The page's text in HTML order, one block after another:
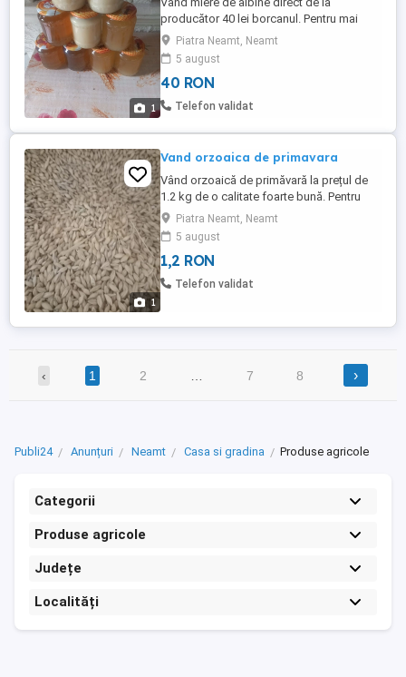
1
producător 40 lei borcanul. Pentru mai
multe detalii ma puteti contacta!
Piatra Neamt, Neamt
5 august
40 RON
Telefon validat
1
Vand orzoaica de primavara
Vând orzoaică de primăvară la prețul de
1.2 kg de o calitate foarte bună. Pentru
mai multe detalii mă puteți contacta!
Piatra Neamt, Neamt
5 august
1,2 RON
Telefon validat
‹ 1 2 7 8 ›
Publi24 Anunțuri Neamt Casa si gradina Produse agricole
Categorii
Produse agricole
Județe
Localități